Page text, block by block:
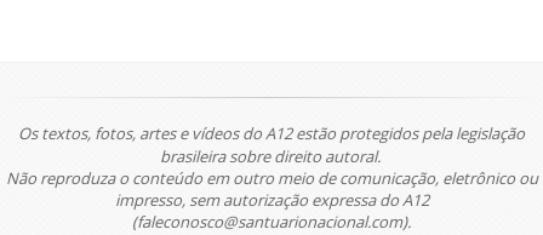
Os textos, fotos, artes e vídeos do A12 estão protegidos pela legislação
brasileira sobre direito autoral.
Não reproduza o conteúdo em outro meio de comunicação, eletrônico ou
impresso, sem autorização expressa do A12
(faleconosco@santuarionacional.com).